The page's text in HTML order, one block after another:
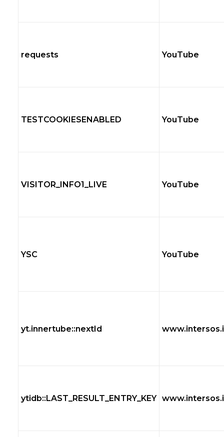
requests YouTube
TESTCOOKIESENABLED YouTube
VISITOR_INFO1_LIVE YouTube
YSC YouTube
yt.innertube::nextId
ytidb::LAST_RESULT_ENTRY_KEY